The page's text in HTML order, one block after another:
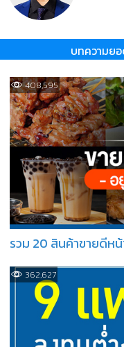
บทความย
408,595
รวม 20 สินค้าขายดีหน้
362,627